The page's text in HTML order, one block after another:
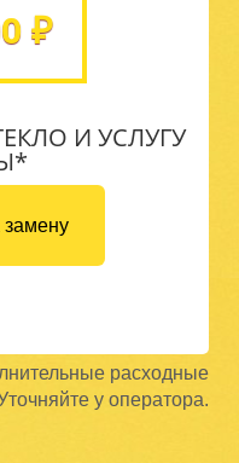
₽
И УСЛУГУ
замену
расходные
у оператора.